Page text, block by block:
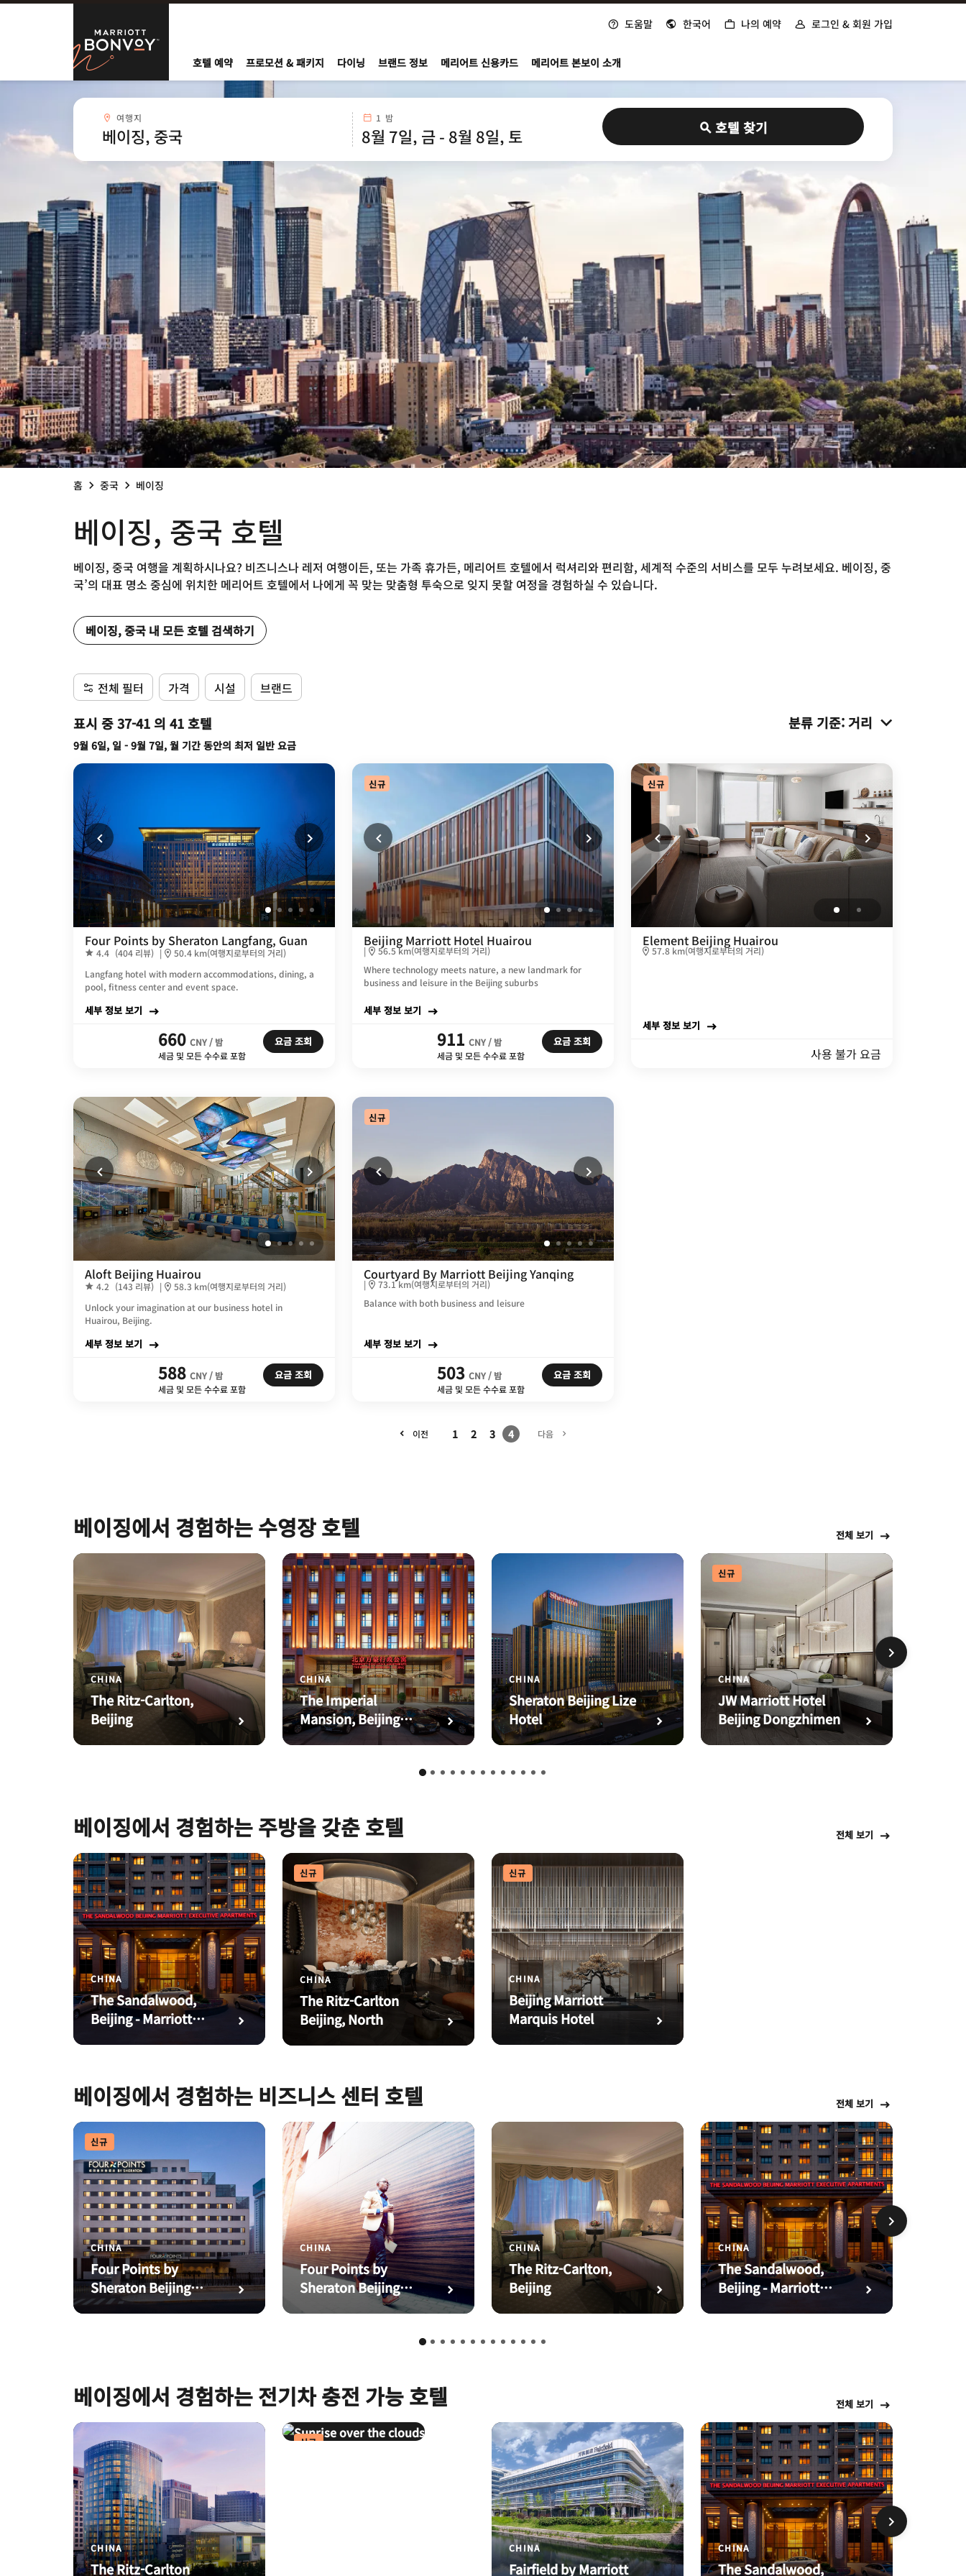
Skip to Content
Marriott Bonvoy
도움말 한국어 나의 예약 로그인 & 회원 가입
호텔 예약 프로모션 & 패키지 다이닝 브랜드 정보 메리어트 신용카드 메리어트 본보이 소개
여행지combobox
여행지 1 밤 호텔 찾기
홈 중국 베이징
베이징, 중국 호텔
베이징, 중국 여행을 계획하시나요? 비즈니스나 레저 여행이든, 또는 가족 휴가든, 메리어트 호텔에서 럭셔리와 편리함, 세계적 수준의 서비스를 모두 누려보세요. 베이징, 중
국’의 대표 명소 중심에 위치한 메리어트 호텔에서 나에게 꼭 맞는 맞춤형 투숙으로 잊지 못할 여정을 경험하실 수 있습니다.
베이징, 중국 내 모든 호텔 검색하기
전체 필터 가격 시설 브랜드
표시 중 37-41 의 41 호텔 분류 기준:거리
9월 6일, 일 - 9월 7일, 월 기간 동안의 최저 일반 요금
Four Points by Sheraton Langfang, Guan
4.4 (404 리뷰) |
50.4 km(여행지로부터의 거리)
Langfang hotel with modern accommodations, dining, a
pool, fitness center and event space.
세부 정보 보기
660 CNY / 밤
세금 및 모든 수수료 포함
요금 조회
신규
Beijing Marriott Hotel Huairou
|
56.5 km(여행지로부터의 거리)
Where technology meets nature, a new landmark for
business and leisure in the Beijing suburbs
세부 정보 보기
911 CNY / 밤
세금 및 모든 수수료 포함
요금 조회
신규
Element Beijing Huairou
57.8 km(여행지로부터의 거리)
세부 정보 보기
사용 불가 요금
Aloft Beijing Huairou
4.2 (143 리뷰) |
58.3 km(여행지로부터의 거리)
Unlock your imagination at our business hotel in
Huairou, Beijing.
세부 정보 보기
588 CNY / 밤
세금 및 모든 수수료 포함
요금 조회
신규
Courtyard By Marriott Beijing Yanqing
|
73.1 km(여행지로부터의 거리)
Balance with both business and leisure
세부 정보 보기
503 CNY / 밤
세금 및 모든 수수료 포함
요금 조회
이전 1 2 3 4 다음
베이징에서 경험하는 수영장 호텔 전체 보기
CHINA
The Ritz-Carlton,
Beijing
CHINA
The Imperial
Mansion, Beijing
Marriott Executive
CHINA
Sheraton Beijing Lize
Hotel
신규
CHINA
JW Marriott Hotel
Beijing Dongzhimen
베이징에서 경험하는 주방을 갖춘 호텔 전체 보기
CHINA
The Sandalwood,
Beijing - Marriott
신규
CHINA
The Ritz-Carlton
Beijing, North
신규
CHINA
Beijing Marriott
Marquis Hotel
베이징에서 경험하는 비즈니스 센터 호텔 전체 보기
신규
CHINA
Four Points by
Sheraton Beijing
West Station
CHINA
Four Points by
Sheraton Beijing
South Railway
CHINA
The Ritz-Carlton,
Beijing
CHINA
The Sandalwood,
Beijing - Marriott
베이징에서 경험하는 전기차 충전 가능 호텔 전체 보기
CHINA
The Ritz-Carlton
신규
CHINA
Fairfield by Marriott
CHINA
The Sandalwood,